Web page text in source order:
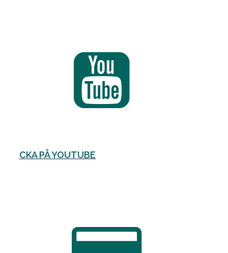
CKA PÅ YOUTUBE